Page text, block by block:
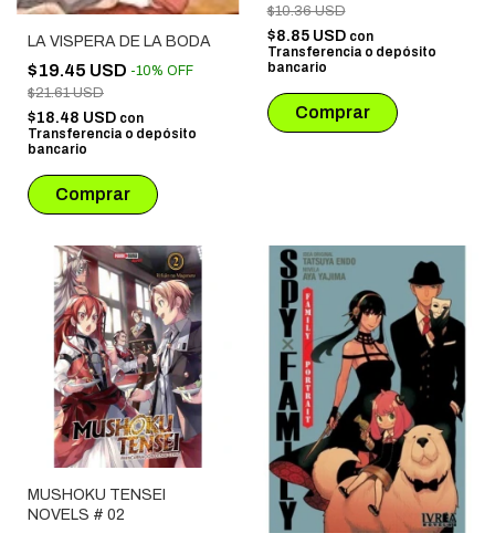
LA VISPERA DE LA BODA
$19.45 USD -10% OFF
$21.61 USD
$18.48 USD con
Transferencia o depósito
bancario
$10.36 USD
$8.85 USD con
Transferencia o depósito
bancario
MUSHOKU TENSEI
NOVELS # 02